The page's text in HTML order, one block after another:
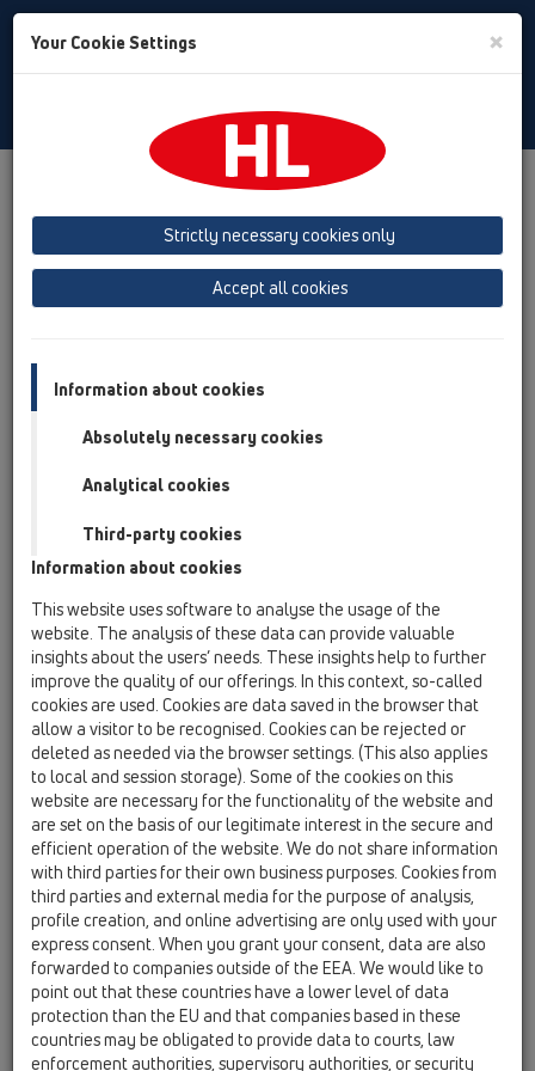
Toggle
Përmbledhja e artikullit
Përmbledhja e artikullit
02 Sifon lavapjate
Pjesë shtesë
HL01001D
02 Sifon lavapjate / Pjesë shtesë / Pjesë këmbimi /
Guarnacion i sheshtë 5/4"
HL01007D
02 Sifon lavapjate / Pjesë shtesë / Pjesë këmbimi /
HL01007D
Guarnacion kunjimi T30
HL01069D
02 Sifon lavapjate / Pjesë shtesë / Pjesë këmbimi /
HL01069D
Guarnacion kunjimi K30 i zi
HL015.1.2E
02 Sifon lavapjate / Pjesë shtesë / Pjesë këmbimi /
HL015.1.2E
Kalpëtim valvular 5/4" me zinxhir 48 cm dhe
zinxhirmbajtës
HL034.1E
02 Sifon lavapjate / Pjesë shtesë / Pjesë këmbimi /
HL034.1E
Tapë montimi
Your Cookie Settings ×
Strictly necessary cookies only
Accept all cookies
Information about cookies
Absolutely necessary cookies
Analytical cookies
Third-party cookies
Information about cookies
This website uses software to analyse the usage of the
website. The analysis of these data can provide valuable
insights about the users’ needs. These insights help to further
improve the quality of our offerings. In this context, so-called
cookies are used. Cookies are data saved in the browser that
allow a visitor to be recognised. Cookies can be rejected or
deleted as needed via the browser settings. (This also applies
to local and session storage). Some of the cookies on this
website are necessary for the functionality of the website and
are set on the basis of our legitimate interest in the secure and
efficient operation of the website. We do not share information
with third parties for their own business purposes. Cookies from
third parties and external media for the purpose of analysis,
profile creation, and online advertising are only used with your
express consent. When you grant your consent, data are also
forwarded to companies outside of the EEA. We would like to
point out that these countries have a lower level of data
protection than the EU and that companies based in these
countries may be obligated to provide data to courts, law
enforcement authorities, supervisory authorities, or security